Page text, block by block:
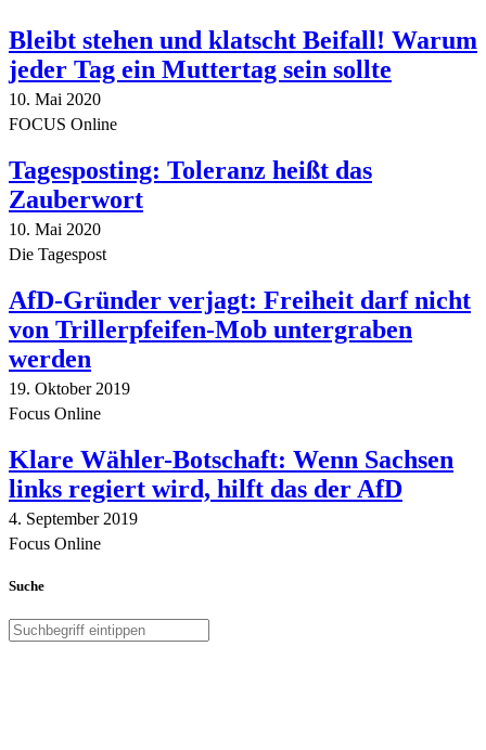
Bleibt stehen und klatscht Beifall! Warum
jeder Tag ein Muttertag sein sollte
10. Mai 2020
FOCUS Online
Tagesposting: Toleranz heißt das
Zauberwort
10. Mai 2020
Die Tagespost
AfD-Gründer verjagt: Freiheit darf nicht
von Trillerpfeifen-Mob untergraben
werden
19. Oktober 2019
Focus Online
Klare Wähler-Botschaft: Wenn Sachsen
links regiert wird, hilft das der AfD
4. September 2019
Focus Online
Suche